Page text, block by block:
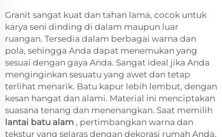
Granit sangat kuat dan tahan lama, cocok untuk
karya seni dinding di dalam maupun luar
ruangan. Tersedia dalam berbagai warna dan
pola, sehingga Anda dapat menemukan yang
sesuai dengan gaya Anda. Sangat ideal jika Anda
menginginkan sesuatu yang awet dan tetap
terlihat menarik. Batu kapur lebih lembut, dengan
kesan hangat dan alami. Material ini menciptakan
suasana tenang dan menenangkan. Saat memilih
lantai batu alam , pertimbangkan warna dan
tekstur yang selaras dengan dekorasi rumah Anda.